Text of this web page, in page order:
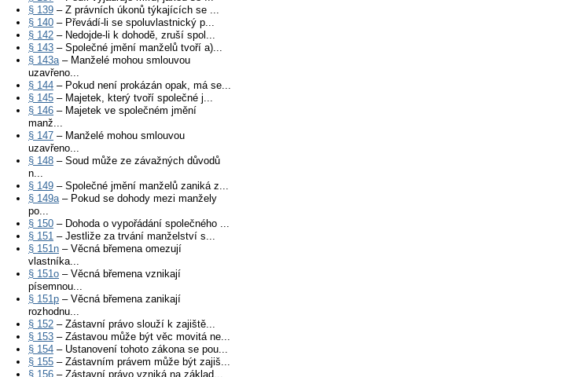
§ 139 – Z právních úkonů týkajících se ...
§ 140 – Převádí-li se spoluvlastnický p...
§ 142 – Nedojde-li k dohodě, zruší spol...
§ 143 – Společné jmění manželů tvoří a)...
§ 143a– Manželé mohou smlouvou
uzavřeno...
§ 144 – Pokud není prokázán opak, má se...
§ 145 – Majetek, který tvoří společné j...
§ 146 – Majetek ve společném jmění
manž...
§ 147 – Manželé mohou smlouvou
uzavřeno...
§ 148 – Soud může ze závažných důvodů
n...
§ 149 – Společné jmění manželů zaniká z...
§ 149a– Pokud se dohody mezi manžely
po...
§ 150 – Dohoda o vypořádání společného ...
§ 151 – Jestliže za trvání manželství s...
§ 151n – Věcná břemena omezují
vlastníka...
§ 151o – Věcná břemena vznikají
písemnou...
§ 151p – Věcná břemena zanikají
rozhodnu...
§ 152 – Zástavní právo slouží k zajiště...
§ 153 – Zástavou může být věc movitá ne...
§ 154 – Ustanovení tohoto zákona se pou...
§ 155 – Zástavním právem může být zajiš...
§ 156 – Zástavní právo vzniká na základ...